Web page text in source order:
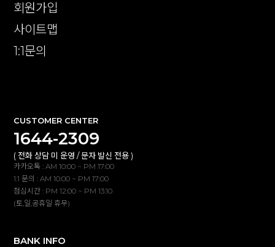
회원가입
사이트맵
1:1문의
CUSTOMER CENTER
1644-2309
( 전화 상담 미 운영 / 문자 발신 전용 )
카카오톡 : AM 10:00 ~ PM 17:00
1:1 문의 : AM 10:00 ~ PM 17:00
점심시간 : PM 12:00 ~ PM 13:10
(토,일,공휴일 휴무)
BANK INFO